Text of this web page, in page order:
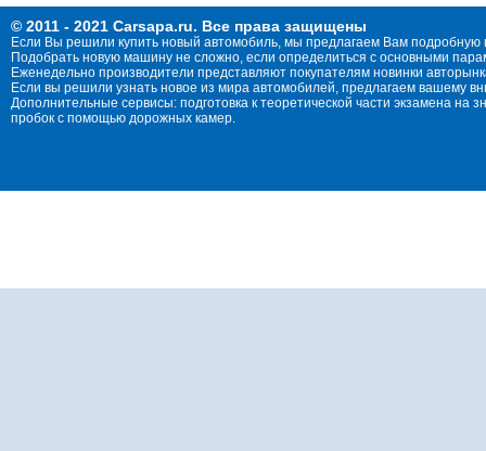
© 2011 - 2021 Carsapa.ru. Все права защищены
Если Вы решили купить новый автомобиль, мы предлагаем Вам
Подобрать новую машину не сложно, если определиться с основными
Еженедельно производители представляют покупателям новинки
Если вы решили узнать новое из мира автомобилей, предлагаем вашему
Дополнительные сервисы: подготовка к теоретической части экзамена
пробок с помощью дорожных камер.